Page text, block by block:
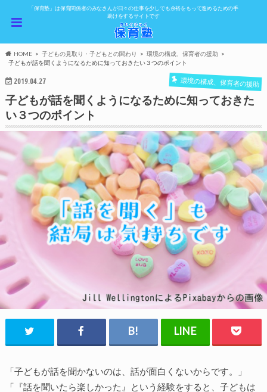
「保育塾」は保育関係者のみなさんが日々の仕事を少しでも余裕をもって進めるための手
助けをするサイトです
HOME 子どもの見取り・子どもとの関わり
環境の構成、保育者の援助
子どもが話を聞くようになるために知っておきたい３つのポイント
2019.04.27 環境の構成、保育者の援助
子どもが話を聞くようになるために知っておきた
い３つのポイント
「子どもが話を聞かないのは、話が面白くないからです。」
「『話を聞いたら楽しかった』という経験をすると、子どもは